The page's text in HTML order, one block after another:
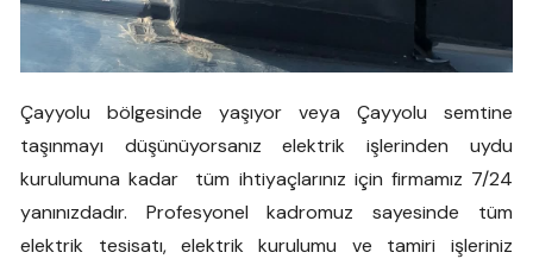
Çayyolu bölgesinde yaşıyor veya Çayyolu semtine
taşınmayı düşünüyorsanız elektrik işlerinden uydu
kurulumuna kadar tüm ihtiyaçlarınız için firmamız 7/24
yanınızdadır. Profesyonel kadromuz sayesinde tüm
elektrik tesisatı, elektrik kurulumu ve tamiri işleriniz